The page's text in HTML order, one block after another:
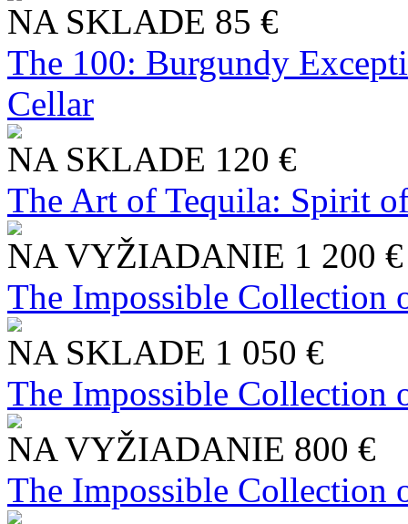
NA SKLADE 85 €
The 100: Burgundy
Cellar
NA SKLADE 120 €
The Art of Tequila: Spirit
NA VYŽIADANIE 1 200 €
The Impossible Collection
NA SKLADE 1 050 €
The Impossible Collection
NA VYŽIADANIE 800 €
The Impossible Collection